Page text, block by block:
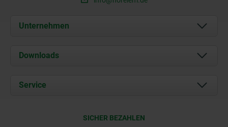
Unternehmen
Über uns
Karriere
Downloads
Dokumente
Service
SICHER BEZAHLEN